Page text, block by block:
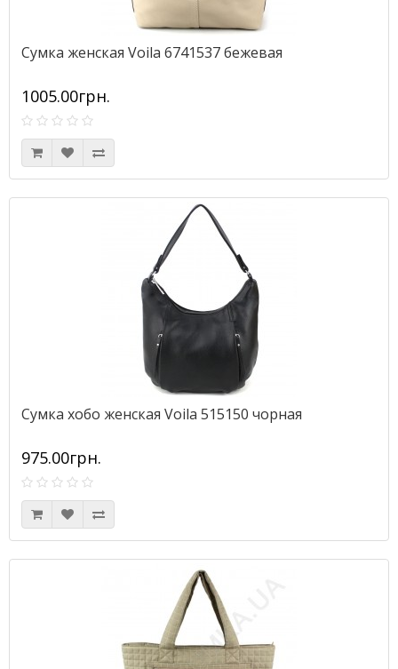
Сумка женская Voila 6741537 бежевая
1005.00грн.
Сумка хобо женская Voila 515150 чорная
975.00грн.